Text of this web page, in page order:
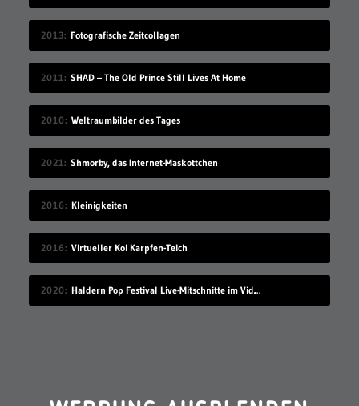
2013 Fotografische Zeitcollagen
2011 SHAD – The Old Prince Still Lives At Home
2010 Weltraumbilder des Tages
2021 Shmorby, das Internet-Maskottchen
2016 Kleinigkeiten
2016 Virtueller Koi Karpfen-Teich
2020 Haldern Pop Festival Live-Mitschnitte im Videostream (2008-2019)